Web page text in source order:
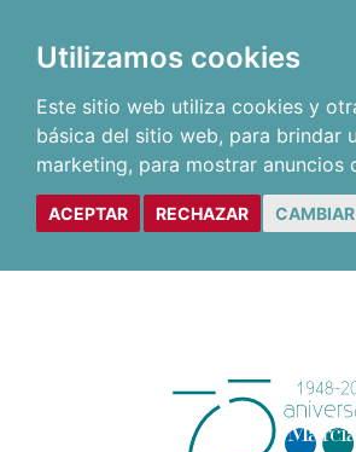
Utilizamos cookies
Este sitio web utiliza cookies y
básica del sitio web, para brindar
marketing, para mostrar anuncios
ACEPTAR RECHAZAR